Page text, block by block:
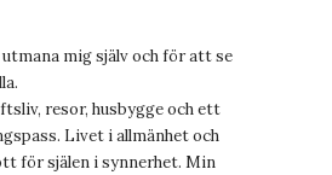
mig själv och för att se
resor, husbygge och ett
Livet i allmänhet och
för själen i synnerhet. Min